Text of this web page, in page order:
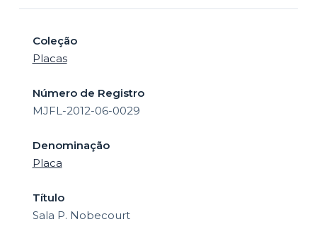
Coleção
Placas
Número de Registro
MJFL-2012-06-0029
Denominação
Placa
Título
Sala P. Nobecourt